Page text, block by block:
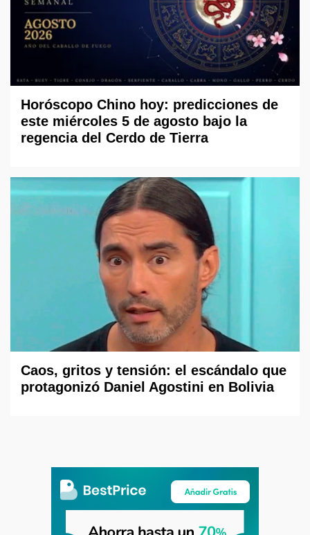
Horóscopo Chino hoy: predicciones de
este miércoles 5 de agosto bajo la
regencia del Cerdo de Tierra
Caos, gritos y tensión: el escándalo que
protagonizó Daniel Agostini en Bolivia